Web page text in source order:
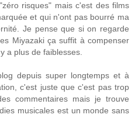
risques" mais c'est des films
et qui n'ont pas bourré ma
Je pense que si on regarde
Miyazaki ça suffit à compenser
a plus de faiblesses.
depuis super longtemps et à
c'est juste que c'est pas trop
commentaires mais je trouve
musicales est un monde sans